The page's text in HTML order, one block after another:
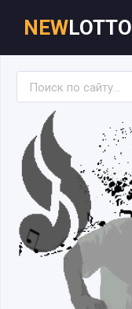
NEWLOTTO